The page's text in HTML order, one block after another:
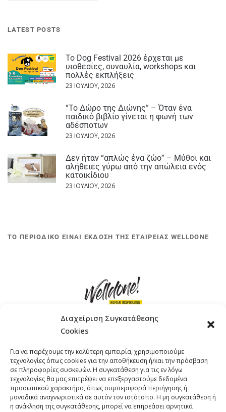
Διαχείριση Συγκατάθεσης
Cookies
Για να παρέχουμε την καλύτερη εμπειρία, χρησιμοποιούμε
τεχνολογίες όπως cookies για την αποθήκευση ή/και την πρόσβαση
σε πληροφορίες συσκευών. Η συγκατάθεση για τις εν λόγω
τεχνολογίες θα μας επιτρέψει να επεξεργαστούμε δεδομένα
προσωπικού χαρακτήρα, όπως συμπεριφορά περιήγησης ή
μοναδικά αναγνωριστικά σε αυτόν τον ιστότοπο. Η μη συγκατάθεση ή
η ανάκληση της συγκατάθεσης, μπορεί να επηρεάσει αρνητικά
LATEST POSTS
Το Dog Festival 2026 έρχεται με
υιοθεσίες, συναυλία, workshops και
πολλές εκπλήξεις
23 ΙΟΥΛΊΟΥ, 2026
“Το Δώρο της Διώνης” – Όταν ένα
παιδικό βιβλίο γίνεται η φωνή των
αδέσποτων
23 ΙΟΥΛΊΟΥ, 2026
Δεν ήταν “απλώς ένα ζώο” – Μύθοι και
αλήθειες γύρω από την απώλεια ενός
κατοικίδιου
23 ΙΟΥΛΊΟΥ, 2026
ΤΟ ΠΕΡΙΟΔΙΚΟ ΕΙΝΑΙ ΕΚΔΟΣΗ ΤΗΣ ΕΤΑΙΡΕΙΑΣ WELLDONE
ΤΗΛΕΦΩΝΟ: +30 211 4021758
EMAIL:info@welldone.com.gr